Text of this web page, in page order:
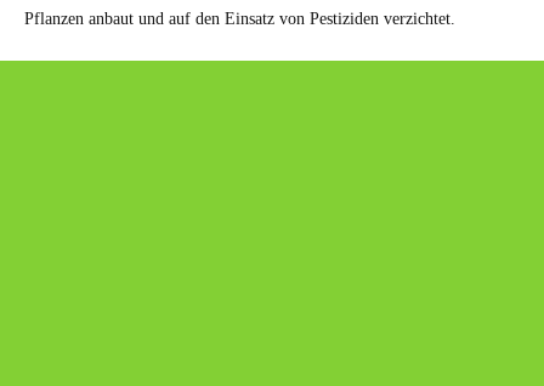
Pflanzen anbaut und auf den Einsatz von Pestiziden verzichtet.